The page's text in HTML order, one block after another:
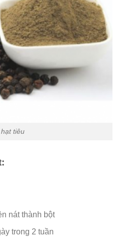
hạt tiêu
nát thành bột
trong 2 tuần